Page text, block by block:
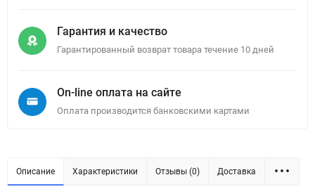
Гарантия и качество
Гарантированный возврат товара течение 10 дней
On-line оплата на сайте
Оплата производится банковскими картами
Описание Характеристики Отзывы (0) Доставка